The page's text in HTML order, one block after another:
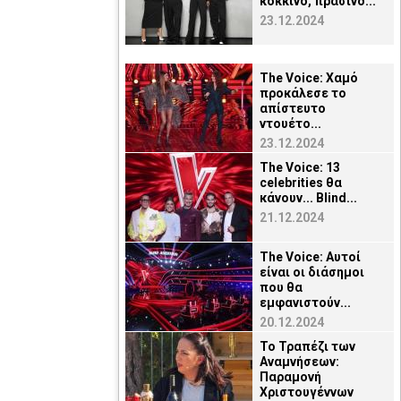
23.12.2024
The Voice: Χαμό
προκάλεσε το
απίστευτο
ντουέτο...
23.12.2024
The Voice: 13
celebrities θα
κάνουν... Blind...
21.12.2024
The Voice: Αυτοί
είναι οι διάσημοι
που θα
εμφανιστούν...
20.12.2024
Το Τραπέζι των
Αναμνήσεων:
Παραμονή
Χριστουγέννων